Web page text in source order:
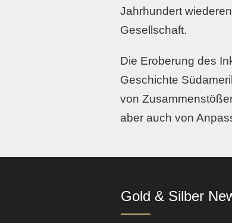
Jahrhundert
Gesellschaft.
Die Eroberung des
Geschichte
von
aber auch von
Gold & Silber